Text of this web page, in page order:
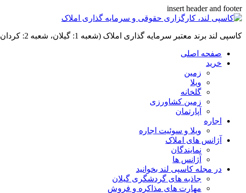
insert header and footer
کاسپی لند برند معتبر سرمایه گذاری املاک (شعبه 1: گیلان، شعبه 2: کردان، سهیلیه):خرید و فروش ،رهن و اجاره
صفحه اصلی
خرید
زمین
ویلا
گلخانه
زمین کشاورزی
آپارتمان
اجاره
ویلا و سوئیت اجاره
آژانس های املاک
نمایندگان
آژانس ها
در مجله کاسپی لند بخوانید
جاذبه های گردشگری گیلان
مهارت های مذاکره و فروش